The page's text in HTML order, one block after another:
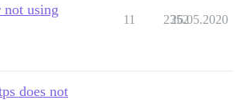
not using
11 2352
26.05.2020
does not